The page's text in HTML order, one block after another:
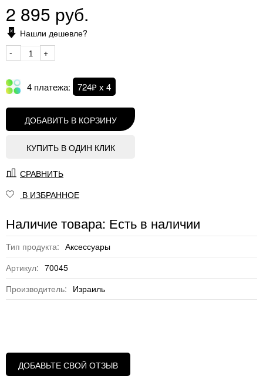
2 895 руб.
Нашли дешевле?
-
+
4 платежа: 724₽ х 4
ДОБАВИТЬ В КОРЗИНУ
КУПИТЬ В ОДИН КЛИК
СРАВНИТЬ
В ИЗБРАННОЕ
Наличие товара: Есть в наличии
Тип продукта: Аксессуары
Артикул: 70045
Производитель: Израиль
ДОБАВЬТЕ СВОЙ ОТЗЫВ